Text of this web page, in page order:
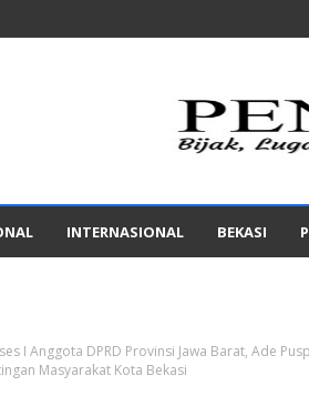
INTERNASIONAL BEKASI
I Anggota DPRD Provinsi Jawa Barat, Ade
Masyarakat Kota Bekasi